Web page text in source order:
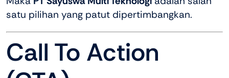
satu pilihan yang patut dipertimbangkan.
Call To Action